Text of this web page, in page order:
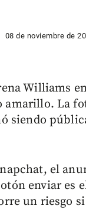
08 de noviembre de
Williams
amarillo. La
siendo
el
enviar es
un riesgo